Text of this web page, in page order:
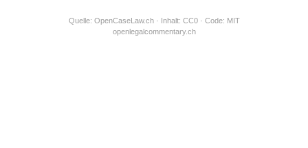
Quelle: OpenCaseLaw.ch· Inhalt: CC0 · Code: MIT
openlegalcommentary.ch